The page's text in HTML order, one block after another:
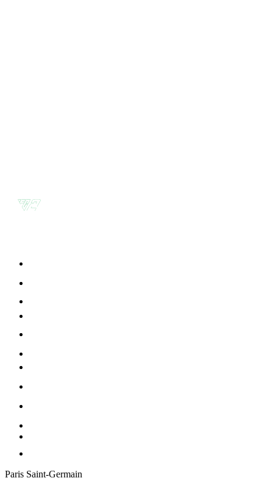
Paris Saint-Germain